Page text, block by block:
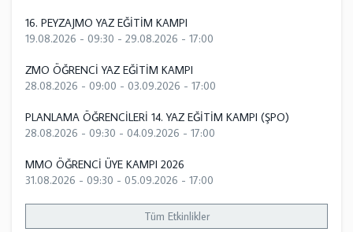
16. PEYZAJMO YAZ EĞİTİM KAMPI
19.08.2026 - 09:30 - 29.08.2026 - 17:00
ZMO ÖĞRENCİ YAZ EĞİTİM KAMPI
28.08.2026 - 09:00 - 03.09.2026 - 17:00
PLANLAMA ÖĞRENCİLERİ 14. YAZ EĞİTİM KAMPI (ŞPO)
28.08.2026 - 09:30 - 04.09.2026 - 17:00
MMO ÖĞRENCİ ÜYE KAMPI 2026
31.08.2026 - 09:30 - 05.09.2026 - 17:00
Tüm Etkinlikler